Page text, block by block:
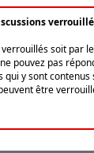
soit par
pouvez pas
qui y sont
être